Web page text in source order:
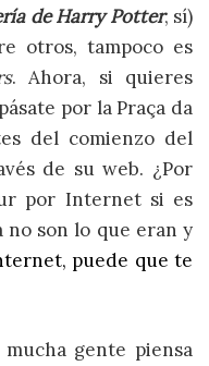
de Harry Potter, sí)
otros, tampoco es
. Ahora, si quieres
por la Praça da
del comienzo del
de su web. ¿Por
por Internet si es
no son lo que eran y
puede que te
gente piensa